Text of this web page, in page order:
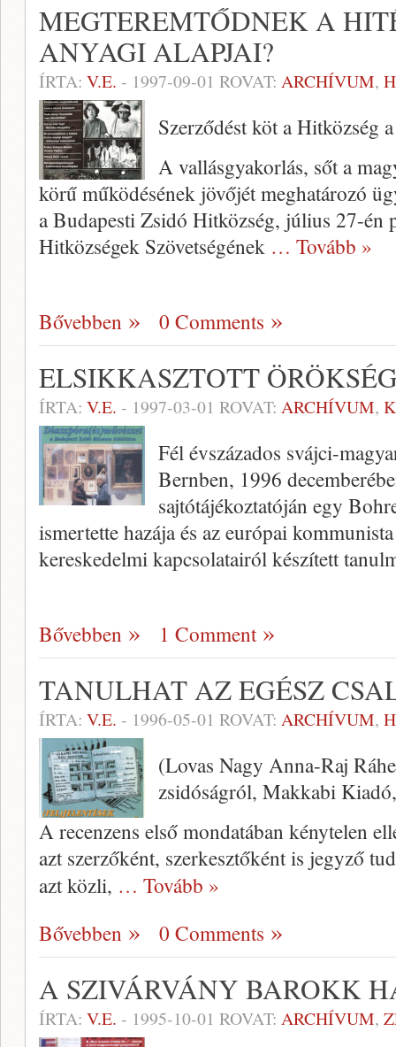
MEGTEREMTŐDNEK A
ANYAGI ALAPJAI?
ÍRTA: V.E. - 1997-09-01 ROVAT: ARCHÍVUM,
Szerződést köt a Hitközség
A vallásgyakorlás, sőt a
körű működésének jö­vőjét meghatározó
a Budapesti Zsidó Hitközség, július 27-én
Hitközségek Szövetségének … Tovább »
Bővebben 0 Comments
ELSIKKASZTOTT
ÍRTA: V.E. - 1997-03-01 ROVAT: ARCHÍVUM,
Fél évszázados svájci-
Bernben, 1996
sajtótá­jékoztatóján egy
ismer­tette hazája és az európai
kereskedelmi kapcsolatairól készített
Bővebben 1 Comment
TANULHAT AZ EGÉSZ
ÍRTA: V.E. - 1996-05-01 ROVAT: ARCHÍVUM,
(Lovas Nagy Anna-Raj
zsidóságról, Makkabi
A recenzens első mondatában kény­telen
azt szerzőként, szerkesztőként is jegy­ző
azt közli, … Tovább »
Bővebben
0 Comments
A SZIVÁRVÁNY BAROKK
ÍRTA: V.E. - 1995-10-01 ROVAT: ARCHÍVUM,